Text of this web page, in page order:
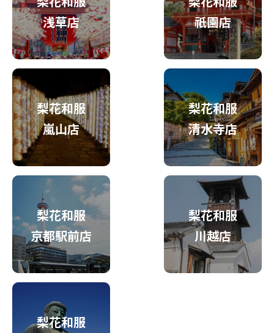
浅草店
祇園店
梨花和服
嵐山店
梨花和服
清水寺店
梨花和服
京都駅前店
梨花和服
川越店
梨花和服